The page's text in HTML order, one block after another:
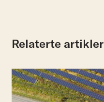
Relaterte artikler